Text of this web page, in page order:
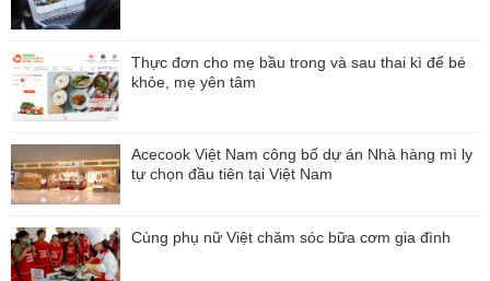
Thực đơn cho mẹ bầu trong và sau thai kì để bé
khỏe, mẹ yên tâm
Acecook Việt Nam công bố dự án Nhà hàng mì ly
tự chọn đầu tiên tại Việt Nam
Cùng phụ nữ Việt chăm sóc bữa cơm gia đình